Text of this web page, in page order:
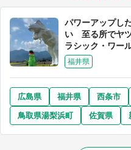
パワーアップし
い 至る所でヤ
ラシック・ワー
福井県
広島県 福井県 西条市
鳥取県湯梨浜町
佐賀県